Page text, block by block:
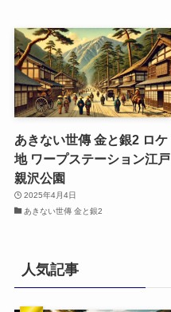
あきない世傳 金と銀2 ロケ
地 ワープステーション江戸
親沢公園
2025年4月4日
あきない世傳 金と銀2
人気記事